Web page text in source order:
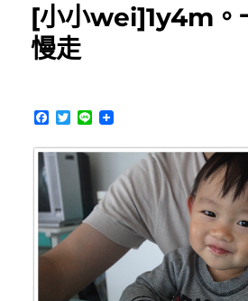
[小小wei]1y4m。
慢走
F
c
e
b
o
o
k
T
i
t
L
n
e